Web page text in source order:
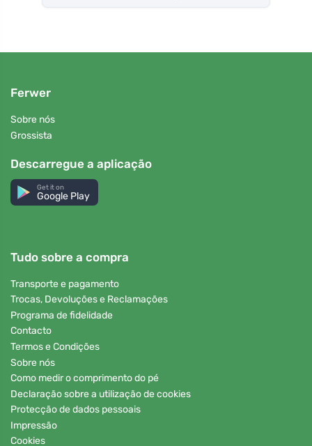
Ferwer
Sobre nós
Grossista
Descarregue a aplicação
Get it on
Google Play
Tudo sobre a compra
Transporte e pagamento
Trocas, Devoluções e Reclamações
Programa de fidelidade
Contacto
Termos e Condições
Sobre nós
Como medir o comprimento do pé
Declaração sobre a utilização de cookies
Protecção de dados pessoais
Impressão
Cookies